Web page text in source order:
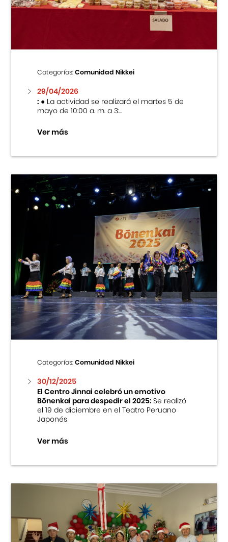
Centro Cultural Peruano Japonés
Museo de la Inmigración Japonesa
Fondo Editorial
Teatro Peruano Japonés
Categorías:Comunidad Nikkei
29/04/2026
:● La actividad se realizará el martes 5 de
mayo de 10:00 a. m. a 3:...
Ver más
Categorías:Comunidad Nikkei
30/12/2025
El Centro Jinnai celebró un emotivo
Bōnenkai para despedir el 2025:Se realizó
el 19 de diciembre en el Teatro Peruano
Japonés
Ver más